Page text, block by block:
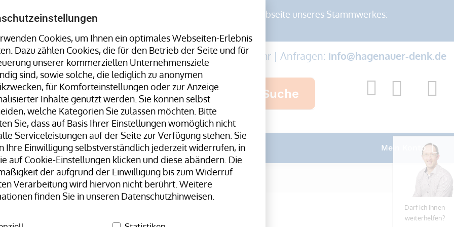
Cookies, um Ihnen ein optimales Webseiten-Erlebnis
Dazu zählen Cookies, die für den Betrieb der Seite und für
unserer kommerziellen Unternehmensziele
sind, sowie solche, die lediglich zu anonymen
für Komforteinstellungen oder zur Anzeige
Inhalte genutzt werden. Sie können selbst
welche Kategorien Sie zulassen möchten. Bitte
Sie, dass auf Basis Ihrer Einstellungen womöglich nicht
Serviceleistungen auf der Seite zur Verfügung stehen. Sie
Ihre Einwilligung selbstverständlich jederzeit widerrufen, in
auf Cookie-Einstellungen klicken und diese abändern. Die
der aufgrund der Einwilligung bis zum Widerruf
Verarbeitung wird hiervon nicht berührt. Weitere
finden Sie in unseren Datenschutzhinweisen.
Stretchwickler uvm. finden Sie auf der Webseite unseres Stammwerkes:
Hotline:+49 8323 9660-0| Mo-Fr 07:30-17:00 Uhr | Anfragen: info@hagenauer-denk.de
Suche
Unser Team H+D Stammwerk Mein Konto
Darf ich Ihnen
weiterhelfen?